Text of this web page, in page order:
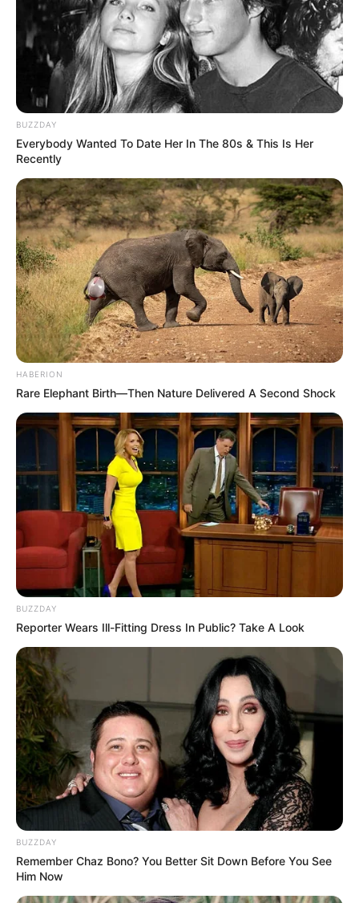
BUZZDAY
Everybody Wanted To Date Her In The 80s & This Is Her
Recently
HABERION
Rare Elephant Birth—Then Nature Delivered A Second Shock
BUZZDAY
Reporter Wears Ill-Fitting Dress In Public? Take A Look
BUZZDAY
Remember Chaz Bono? You Better Sit Down Before You See
Him Now